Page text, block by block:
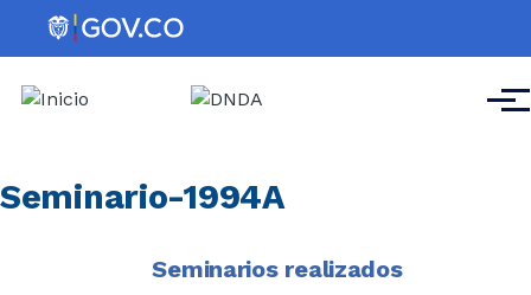
Pasar al contenido principal
Seminario-1994A
Seminarios realizados